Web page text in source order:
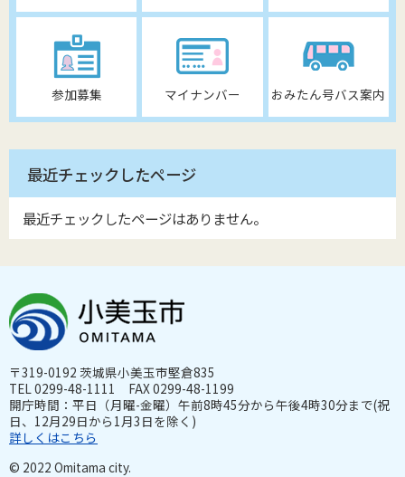
参加募集 マイナンバー おみたん号バス案内
最近チェックしたページ
最近チェックしたページはありません。
〒319-0192 茨城県小美玉市堅倉835
TEL 0299-48-1111 FAX 0299-48-1199
開庁時間：平日（月曜-金曜）午前8時45分から午後4時30分まで(祝
日、12月29日から1月3日を除く)
詳しくはこちら
© 2022 Omitama city.